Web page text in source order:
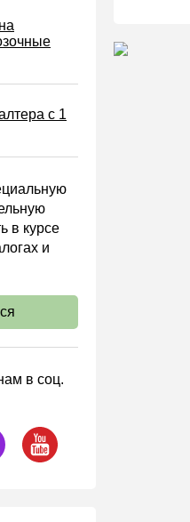
ККМ
с 1
в курсе
и
в соц.